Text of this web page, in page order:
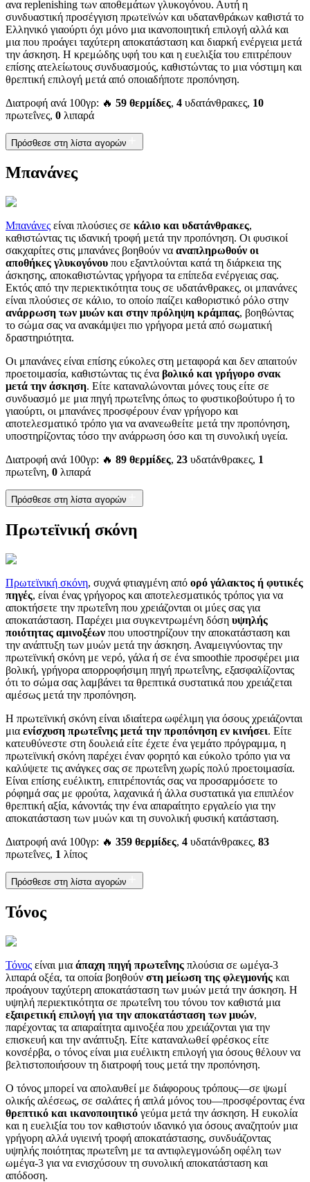
ανα replenishing των αποθεμάτων γλυκογόνου. Αυτή η
συνδυαστική προσέγγιση πρωτεϊνών και υδατανθράκων καθιστά το
Ελληνικό γιαούρτι όχι μόνο μια ικανοποιητική επιλογή αλλά και
μια που προάγει ταχύτερη αποκατάσταση και διαρκή ενέργεια μετά
την άσκηση. Η κρεμώδης υφή του και η ευελιξία του επιτρέπουν
επίσης ατελείωτους συνδυασμούς, καθιστώντας το μια νόστιμη και
θρεπτική επιλογή μετά από οποιαδήποτε προπόνηση.
Διατροφή ανά 100γρ: 🔥 59 θερμίδες, 4 υδατάνθρακες, 10
πρωτεΐνες, 0 λιπαρά
Πρόσθεσε στη λίστα αγορών
Μπανάνες
Μπανάνες είναι πλούσιες σε κάλιο και υδατάνθρακες,
καθιστώντας τις ιδανική τροφή μετά την προπόνηση. Οι φυσικοί
σακχαρίτες στις μπανάνες βοηθούν να αναπληρωθούν οι
αποθήκες γλυκογόνου που εξαντλούνται κατά τη διάρκεια της
άσκησης, αποκαθιστώντας γρήγορα τα επίπεδα ενέργειας σας.
Εκτός από την περιεκτικότητα τους σε υδατάνθρακες, οι μπανάνες
είναι πλούσιες σε κάλιο, το οποίο παίζει καθοριστικό ρόλο στην
ανάρρωση των μυών και στην πρόληψη κράμπας, βοηθώντας
το σώμα σας να ανακάμψει πιο γρήγορα μετά από σωματική
δραστηριότητα.
Οι μπανάνες είναι επίσης εύκολες στη μεταφορά και δεν απαιτούν
προετοιμασία, καθιστώντας τις ένα βολικό και γρήγορο σνακ
μετά την άσκηση. Είτε καταναλώνονται μόνες τους είτε σε
συνδυασμό με μια πηγή πρωτεΐνης όπως το φυστικοβούτυρο ή το
γιαούρτι, οι μπανάνες προσφέρουν έναν γρήγορο και
αποτελεσματικό τρόπο για να ανανεωθείτε μετά την προπόνηση,
υποστηρίζοντας τόσο την ανάρρωση όσο και τη συνολική υγεία.
Διατροφή ανά 100γρ: 🔥 89 θερμίδες, 23 υδατάνθρακες, 1
πρωτεΐνη, 0 λιπαρά
Πρόσθεσε στη λίστα αγορών
Πρωτεϊνική σκόνη
Πρωτεϊνική σκόνη, συχνά φτιαγμένη από ορό γάλακτος ή φυτικές
πηγές, είναι ένας γρήγορος και αποτελεσματικός τρόπος για να
αποκτήσετε την πρωτεΐνη που χρειάζονται οι μύες σας για
αποκατάσταση. Παρέχει μια συγκεντρωμένη δόση υψηλής
ποιότητας αμινοξέων που υποστηρίζουν την αποκατάσταση και
την ανάπτυξη των μυών μετά την άσκηση. Αναμειγνύοντας την
πρωτεϊνική σκόνη με νερό, γάλα ή σε ένα smoothie προσφέρει μια
βολική, γρήγορα απορροφήσιμη πηγή πρωτεΐνης, εξασφαλίζοντας
ότι το σώμα σας λαμβάνει τα θρεπτικά συστατικά που χρειάζεται
αμέσως μετά την προπόνηση.
Η πρωτεϊνική σκόνη είναι ιδιαίτερα ωφέλιμη για όσους χρειάζονται
μια ενίσχυση πρωτεΐνης μετά την προπόνηση εν κινήσει. Είτε
κατευθύνεστε στη δουλειά είτε έχετε ένα γεμάτο πρόγραμμα, η
πρωτεϊνική σκόνη παρέχει έναν φορητό και εύκολο τρόπο για να
καλύψετε τις ανάγκες σας σε πρωτεΐνη χωρίς πολύ προετοιμασία.
Είναι επίσης ευέλικτη, επιτρέποντάς σας να προσαρμόσετε το
ρόφημά σας με φρούτα, λαχανικά ή άλλα συστατικά για επιπλέον
θρεπτική αξία, κάνοντάς την ένα απαραίτητο εργαλείο για την
αποκατάσταση των μυών και τη συνολική φυσική κατάσταση.
Διατροφή ανά 100γρ: 🔥 359 θερμίδες, 4 υδατάνθρακες, 83
πρωτεΐνες, 1 λίπος
Πρόσθεσε στη λίστα αγορών
Τόνος
Τόνος είναι μια άπαχη πηγή πρωτεΐνης πλούσια σε ωμέγα-3
λιπαρά οξέα, τα οποία βοηθούν στη μείωση της φλεγμονής και
προάγουν ταχύτερη αποκατάσταση των μυών μετά την άσκηση. Η
υψηλή περιεκτικότητα σε πρωτεΐνη του τόνου τον καθιστά μια
εξαιρετική επιλογή για την αποκατάσταση των μυών,
παρέχοντας τα απαραίτητα αμινοξέα που χρειάζονται για την
επισκευή και την ανάπτυξη. Είτε καταναλωθεί φρέσκος είτε
κονσέρβα, ο τόνος είναι μια ευέλικτη επιλογή για όσους θέλουν να
βελτιστοποιήσουν τη διατροφή τους μετά την προπόνηση.
Ο τόνος μπορεί να απολαυθεί με διάφορους τρόπους—σε ψωμί
ολικής αλέσεως, σε σαλάτες ή απλά μόνος του—προσφέροντας ένα
θρεπτικό και ικανοποιητικό γεύμα μετά την άσκηση. Η ευκολία
και η ευελιξία του τον καθιστούν ιδανικό για όσους αναζητούν μια
γρήγορη αλλά υγιεινή τροφή αποκατάστασης, συνδυάζοντας
υψηλής ποιότητας πρωτεΐνη με τα αντιφλεγμονώδη οφέλη των
ωμέγα-3 για να ενισχύσουν τη συνολική αποκατάσταση και
απόδοση.